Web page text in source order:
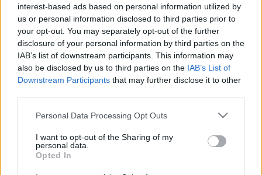
interest-based ads based on personal information utilized by
us or personal information disclosed to third parties prior to
your opt-out. You may separately opt-out of the further
disclosure of your personal information by third parties on the
IAB’s list of downstream participants. This information may
also be disclosed by us to third parties on the IAB’s List of
Downstream Participants that may further disclose it to other
Please note that this website/app uses one or more Google
not limited to your visit or usage behaviour. You may click to
grant or deny consent to Google and its third-party tags to
use your data for below specified purposes in below Google
Personal Data Processing Opt Outs
I want to opt-out of the Sharing of my
personal data.
Opted In
EZEN A NAPON TÖRTÉNT
Október 13-án történt
Szindbád, Macskajáték, Liliomfi, Legato, Ballagó idő,
Herkulesfürdői emlék, Égigérő fű – csak néhány film azok
szerepeiben egyaránt felejthetetlen színésznő Kossuth-
díjas, kiváló és érdemes művész volt, de sok más
kitüntetése mellett a legnagyobb, hogy pályatársai nemcsak